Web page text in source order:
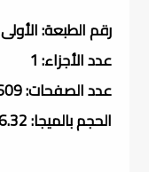
رقم الطبعة: الأولى
عدد الأجزاء: 1
عدد الصفحات: 609
الحجم بالميجا: 6.32